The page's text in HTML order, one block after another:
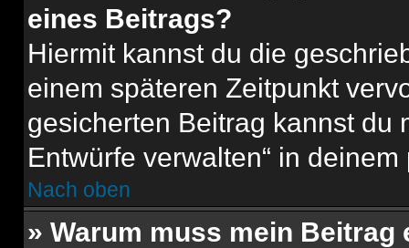
eines Beitrags?
Hiermit kannst du die
einem späteren Zeitpunkt
gesicherten Beitrag kannst du
Entwürfe verwalten“ in
Nach oben
» Warum muss mein